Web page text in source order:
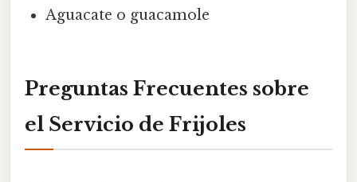
Aguacate o guacamole
Preguntas Frecuentes sobre
el Servicio de Frijoles